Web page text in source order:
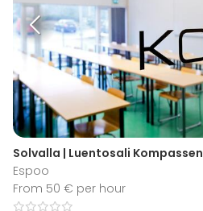
Solvalla | Luentosali Kompassen
Espoo
From 50 € per hour